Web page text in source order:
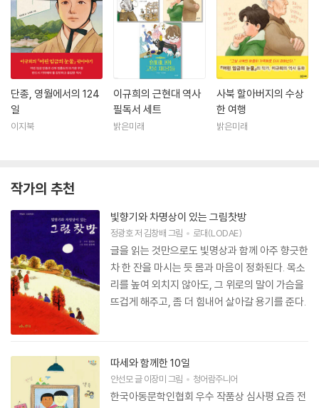
단종, 영월에서의 124
일
이지북
이규희의 근현대 역사
필독서 세트
밝은미래
사북 할아버지의 수상
한 여행
밝은미래
작가의 추천
빛향기와 차명상이 있는 그림찻방
정광호저김창배그림 로대(LODAE)
글을 읽는 것만으로도 빛명상과 함께 아주 향긋한
차 한 잔을 마시는 듯 몸과 마음이 정화된다. 목소
리를 높여 외치지 않아도, 그 위로의 말이 가슴을
뜨겁게 해주고, 좀 더 힘내어 살아갈 용기를 준다.
따세와 함께한 10일
안선모글이장미그림 청어람주니어
한국아동문학인협회 우수 작품상 심사평 요즘 전